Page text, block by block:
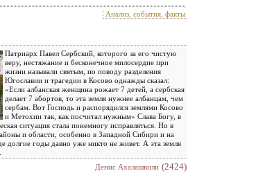
Анализ, события, факты
Патриарх Павел Сербский, которого за его чистую
веру, нестяжание и бесконечное милосердие при
жизни называли святым, по поводу разделения
Югославии и трагедии в Косово однажды сказал:
«Если албанская женщина рожает 7 детей, а сербская
делает 7 абортов, то эта земля нужнее албанцам, чем
сербам. Вот Господь и распорядился землями Косово
и Метохии так, как посчитал нужным» Слава Богу, в
ситуация стала понемногу исправляться. Но в
и области, особенно в Западной Сибири и на
долгие годы давно уже никто не живет. А эта земля
Денис Ахалашвили (2424)